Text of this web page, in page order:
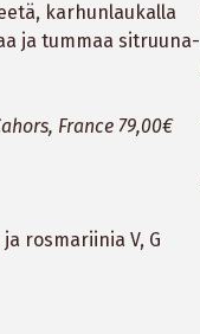
karhunlaukalla
ja tummaa sitruuna-
France 79,00€
rosmariinia V, G